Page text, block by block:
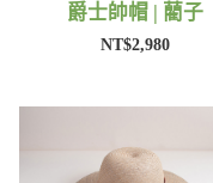
爵士帥帽 | 藺子
NT$2,980